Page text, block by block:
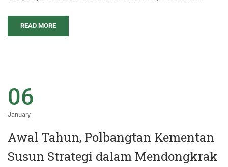
READ MORE
06
January
Awal Tahun, Polbangtan Kementan
Susun Strategi dalam Mendongkrak